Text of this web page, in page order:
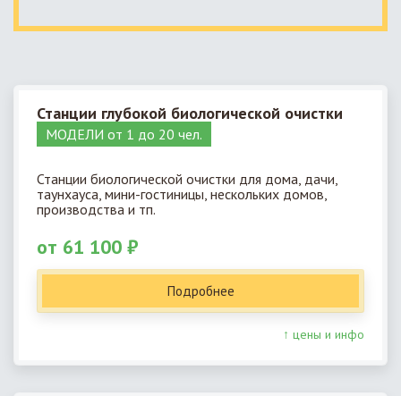
Станции глубокой биологической очистки
МОДЕЛИ от 1 до 20 чел.
Станции биологической очистки для дома, дачи,
таунхауса, мини-гостиницы, нескольких домов,
производства и тп.
от 61 100 ₽
Подробнее
↑ цены и инфо